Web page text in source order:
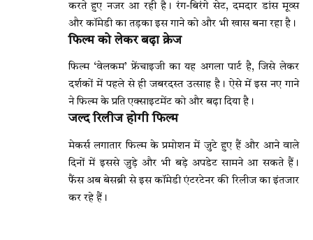
करते हुए नजर आ रही है। रंग-बिरंगे सेट, दमदार डांस मूव्स
और कॉमेडी का तड़का इस गाने को और भी खास बना रहा है।
फिल्म को लेकर बढ़ा क्रेज
फिल्म ‘वेलकम’ फ्रेंचाइजी का यह अगला पार्ट है, जिसे लेकर
दर्शकों में पहले से ही जबरदस्त उत्साह है। ऐसे में इस नए गाने
ने फिल्म के प्रति एक्साइटमेंट को और बढ़ा दिया है।
जल्द रिलीज होगी फिल्म
मेकर्स लगातार फिल्म के प्रमोशन में जुटे हुए हैं और आने वाले
दिनों में इससे जुड़े और भी बड़े अपडेट सामने आ सकते हैं।
फैंस अब बेसब्री से इस कॉमेडी एंटरटेनर की रिलीज का इंतजार
कर रहे हैं।